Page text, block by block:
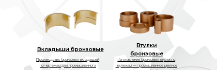
Вкладыши бронзовые
Втулки
бронзовые
Производство бронзовых вкладышей
по чертежам для промышленного
Изготовление бронзовых втулок по
чертежам — промышленное цветное